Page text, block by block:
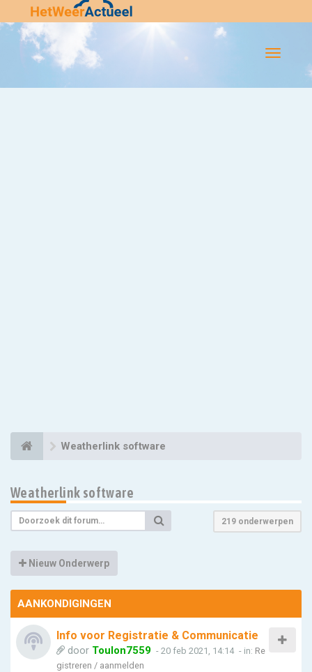
Flip-
Weatherlink software
Weatherlink software
219 onderwerpen
Nieuw Onderwerp
AANKONDIGINGEN
Info voor Registratie & Communicatie
door Toulon7559 - 20 feb 2021, 14:14 - in: Re
gistreren / aanmelden